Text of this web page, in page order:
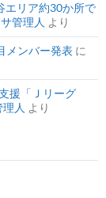
エリア約30か所で
管理人 より
メンバー発表 に
援「Ｊリーグ
人 より